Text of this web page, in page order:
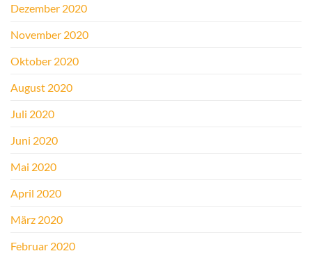
Dezember 2020
November 2020
Oktober 2020
August 2020
Juli 2020
Juni 2020
Mai 2020
April 2020
März 2020
Februar 2020